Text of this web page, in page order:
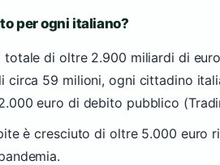
per ogni italiano?
totale di oltre 2.900 miliardi di
circa 59 milioni, ogni cittadino
euro di debito pubblico
è cresciuto di oltre 5.000 euro